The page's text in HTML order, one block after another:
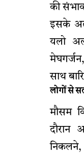
की
इसके
यलो
साथ
लोगों से
मौसम
दौरान